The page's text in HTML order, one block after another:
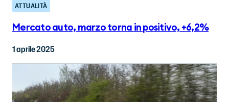
ATTUALITÀ
Mercato auto, marzo torna in positivo, +6,2%
1 aprile 2025